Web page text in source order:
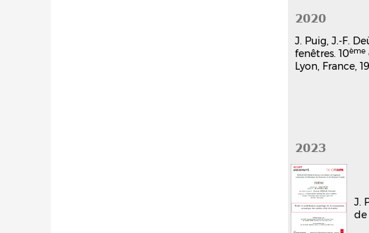
2020
J. Puig, J.-F.
fenêtres. 10ème
Lyon, France,
2023
J.
de